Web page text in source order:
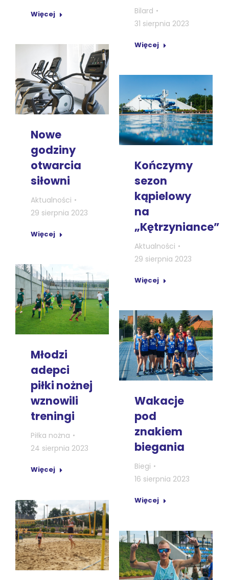
Więcej
Bilard
31 sierpnia 2023
Więcej
Nowe
godziny
otwarcia
siłowni
Aktualności
29 sierpnia 2023
Więcej
Kończymy
sezon
kąpielowy
na
„Kętrzyniance”
Aktualności
29 sierpnia 2023
Więcej
Młodzi
adepci
piłki nożnej
wznowili
treningi
Piłka nożna
24 sierpnia 2023
Więcej
Wakacje
pod
znakiem
biegania
Biegi
16 sierpnia 2023
Więcej